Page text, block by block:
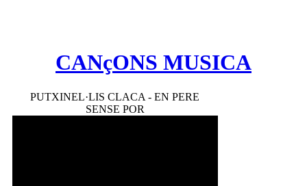
CANçONS MUSICA
PUTXINEL·LIS CLACA - EN PERE
SENSE POR